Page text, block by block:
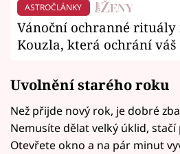
ASTROČLÁNKY
Vánoční ochranné rituály
Kouzla, která ochrání váš
Uvolnění starého roku
Než přijde nový rok, je dobré
Nemusíte dělat velký úklid,
Otevřete okno a na pár minut